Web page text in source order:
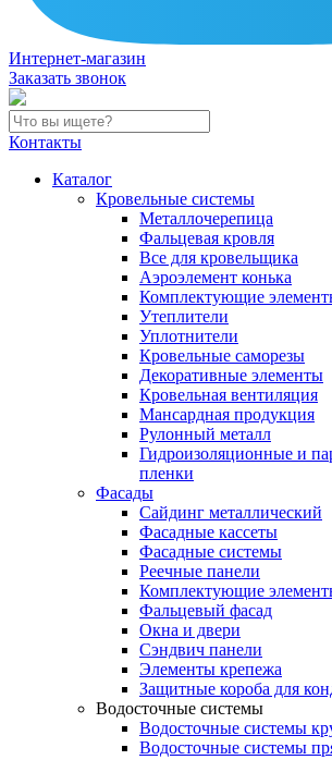
Интернет-магазин
Заказать звонок
Контакты
Каталог
Кровельные системы
Металлочерепица
Фальцевая кровля
Все для кровельщика
Аэроэлемент конька
Комплектующие
Утеплители
Уплотнители
Кровельные саморезы
Декоративные элементы
Кровельная вентиляция
Мансардная продукция
Рулонный металл
Гидроизоляционные и
пленки
Фасады
Сайдинг металлический
Фасадные кассеты
Фасадные системы
Реечные панели
Комплектующие
Фальцевый фасад
Окна и двери
Сэндвич панели
Элементы крепежа
Защитные короба для
Водосточные системы
Водосточные системы
Водосточные системы